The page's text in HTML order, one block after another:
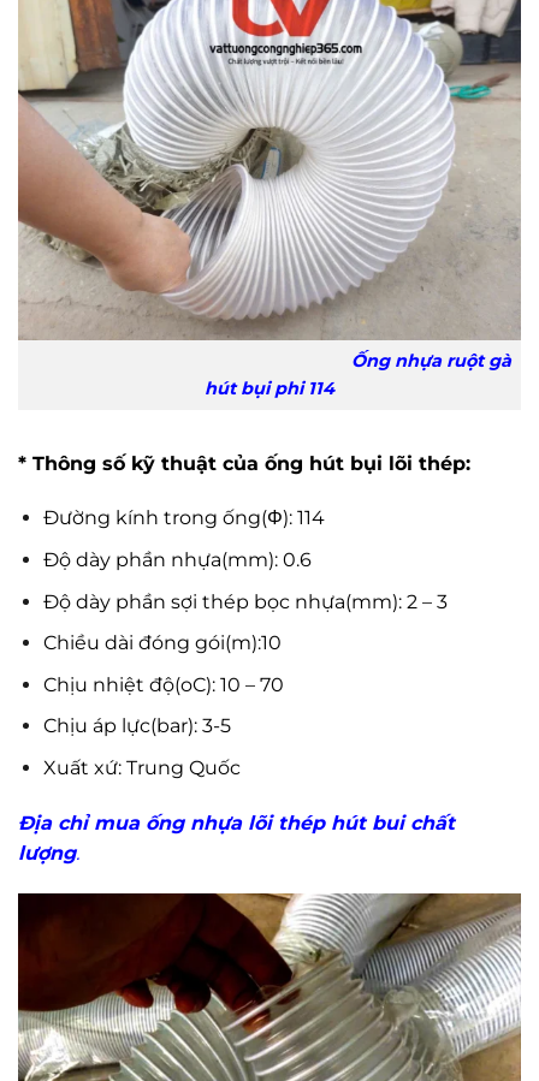
Ống nhựa ruột gà
hút bụi phi 114
* Thông số kỹ thuật của ống hút bụi lõi thép:
Đường kính trong ống(Φ): 114
Độ dày phần nhựa(mm): 0.6
Độ dày phần sợi thép bọc nhựa(mm): 2 – 3
Chiều dài đóng gói(m):10
Chịu nhiệt độ(oC): 10 – 70
Chịu áp lực(bar): 3-5
Xuất xứ: Trung Quốc
Địa chỉ mua ống nhựa lõi thép hút bui chất
lượng.